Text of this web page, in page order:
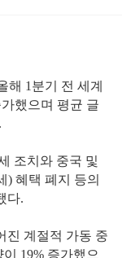
해 1분기 전 세계
했으며 평균 글
조치와 중국 및
) 혜택 폐지 등의
다.
진 계절적 가동 중
19% 증가했으